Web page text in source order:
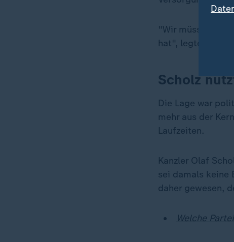
"Wir müssen
hat", legte sich
Scholz
Die Lage war
mehr aus der
Laufzeiten.
Kanzler Olaf
sei damals keine
daher gewesen,
Welche